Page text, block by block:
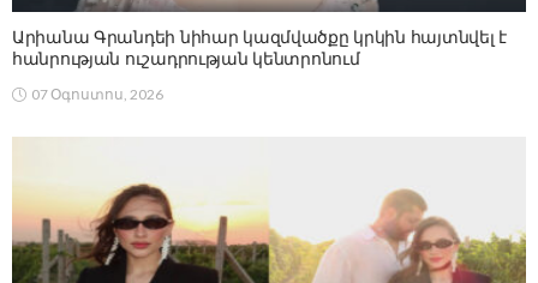
Արիանա Գրանդեի նիհար կազմվածքը կրկին հայտնվել է
հանրության ուշադրության կենտրոնում
07 Օգոստոս, 2026